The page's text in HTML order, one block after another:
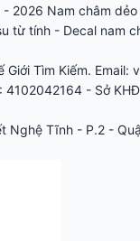
2026 Nam châm dẻo
từ tính - Decal nam
Giới Tìm Kiếm. Email:
4102042164 - Sở
Nghệ Tĩnh - P.2 -